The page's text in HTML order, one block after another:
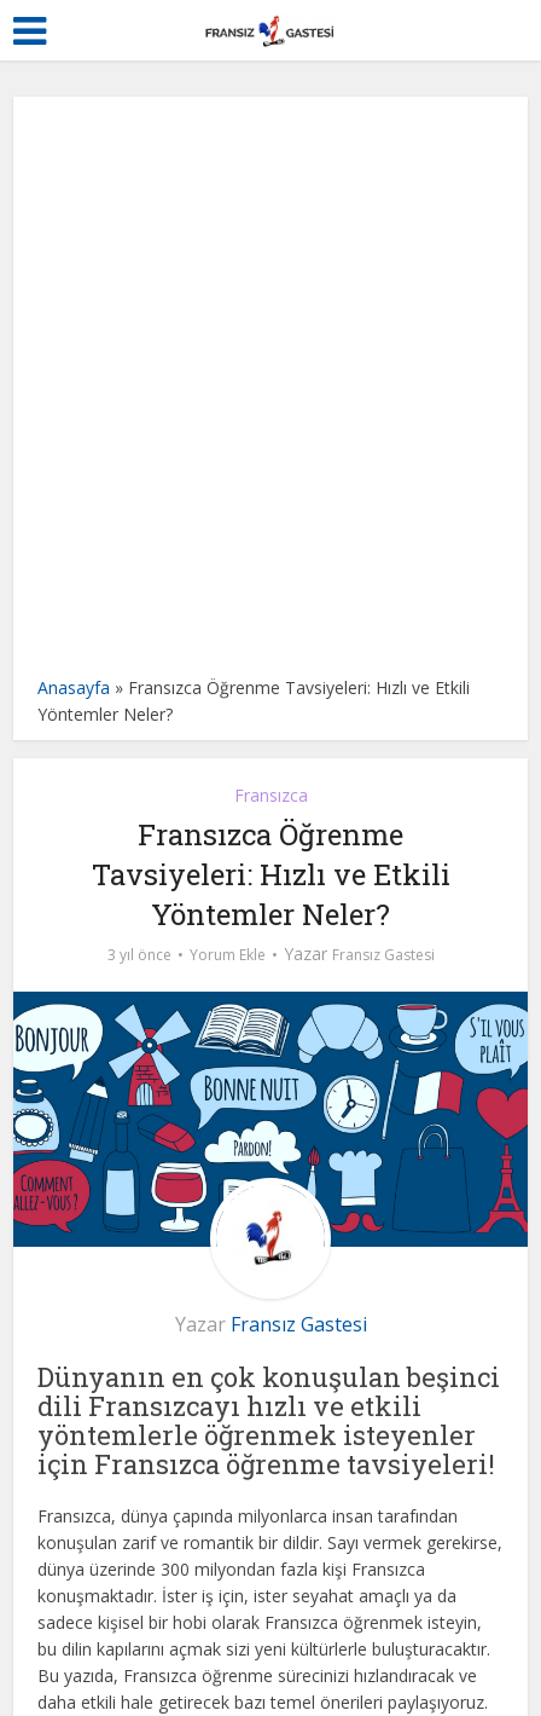
Anasayfa » Fransızca Öğrenme Tavsiyeleri: Hızlı ve Etkili
Yöntemler Neler?
Fransızca
Fransızca Öğrenme
Tavsiyeleri: Hızlı ve Etkili
Yöntemler Neler?
3 yıl önce Yorum Ekle Yazar Fransız Gastesi
Yazar Fransız Gastesi
Dünyanın en çok konuşulan beşinci
dili Fransızcayı hızlı ve etkili
yöntemlerle öğrenmek isteyenler
için Fransızca öğrenme tavsiyeleri!
Fransızca, dünya çapında milyonlarca insan tarafından
konuşulan zarif ve romantik bir dildir. Sayı vermek gerekirse,
dünya üzerinde 300 milyondan fazla kişi Fransızca
konuşmaktadır. İster iş için, ister seyahat amaçlı ya da
sadece kişisel bir hobi olarak Fransızca öğrenmek isteyin,
bu dilin kapılarını açmak sizi yeni kültürlerle buluşturacaktır.
Bu yazıda, Fransızca öğrenme sürecinizi hızlandıracak ve
daha etkili hale getirecek bazı temel önerileri paylaşıyoruz.